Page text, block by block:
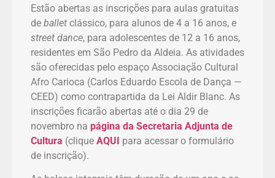
Estão abertas as inscrições para aulas gratuitas
de ballet clássico, para alunos de 4 a 16 anos, e
street dance, para adolescentes de 12 a 16 anos,
residentes em São Pedro da Aldeia. As atividades
são oferecidas pelo espaço Associação Cultural
Afro Carioca (Carlos Eduardo Escola de Dança —
CEED) como contrapartida da Lei Aldir Blanc. As
inscrições ficarão abertas até o dia 29 de
novembro na página da Secretaria Adjunta de
Cultura (clique AQUI para acessar o formulário
de inscrição).